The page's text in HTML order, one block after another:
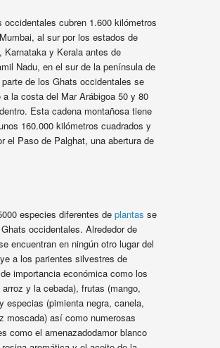
occidentales cubren 1.600 kilómetros
al sur por los estados de
Karnataka y Kerala antes de
Nadu, en el sur de la península de
de los Ghats occidentales se
a la costa del Mar Arábigoa 50 y 80
Esta cadena montañosa tiene
160.000 kilómetros cuadrados y
el Paso de Palghat, una abertura de
especies diferentes de plantas se
occidentales. Alrededor de
encuentran en ningún otro lugar del
a los parientes silvestres de
importancia económica como los
y la cebada), frutas (mango,
especias (pimienta negra, canela,
moscada) así como numerosas
como el amenazadodamor blanco